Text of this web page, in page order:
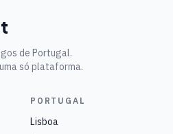
de Portugal.
só plataforma.
PORTUGAL
Lisboa